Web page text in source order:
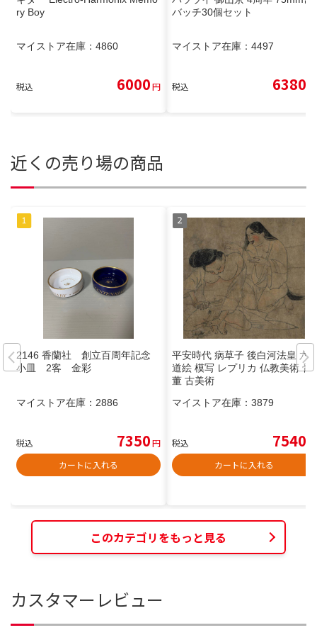
ry Boy
マイストア在庫： 4860
税込 6000円
バッチ30個セット
マイストア在庫： 4497
税込 6380
近くの売り場の商品
2146 香蘭社 創立百周年記念
小皿 2客 金彩
マイストア在庫： 2886
税込 7350円
カートに入れる
平安時代 病草子 後白河法皇 六
道絵 模写 レプリカ 仏教美術 骨
董 古美術
マイストア在庫： 3879
税込 7540
カートに入れる
このカテゴリをもっと見る
カスタマーレビュー